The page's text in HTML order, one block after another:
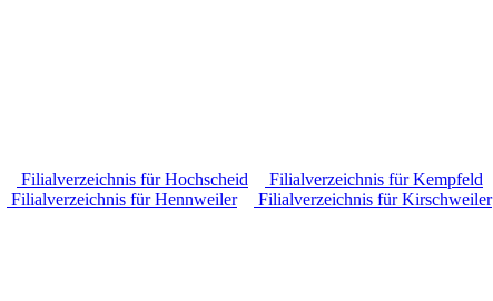
Filialverzeichnis für Hochscheid Filialverzeichnis für Kempfeld
Filialverzeichnis für Hennweiler Filialverzeichnis für Kirschweiler